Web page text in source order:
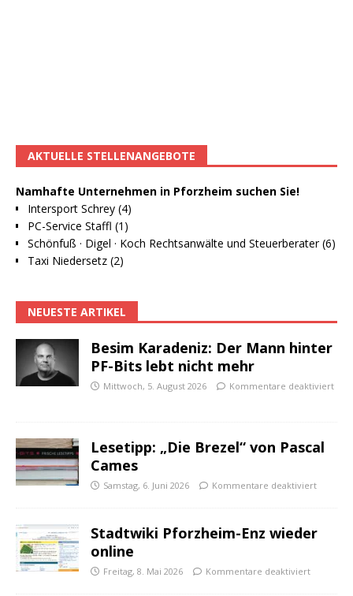
AKTUELLE STELLENANGEBOTE
Namhafte Unternehmen in Pforzheim suchen Sie!
Intersport Schrey (4)
PC-Service Staffl (1)
Schönfuß · Digel · Koch Rechtsanwälte und Steuerberater (6)
Taxi Niedersetz (2)
NEUESTE ARTIKEL
Besim Karadeniz: Der Mann hinter
PF-Bits lebt nicht mehr
Mittwoch, 5. August 2026 Kommentare deaktiviert
Lesetipp: „Die Brezel“ von Pascal
Cames
Samstag, 6. Juni 2026 Kommentare deaktiviert
Stadtwiki Pforzheim-Enz wieder
online
Freitag, 8. Mai 2026 Kommentare deaktiviert